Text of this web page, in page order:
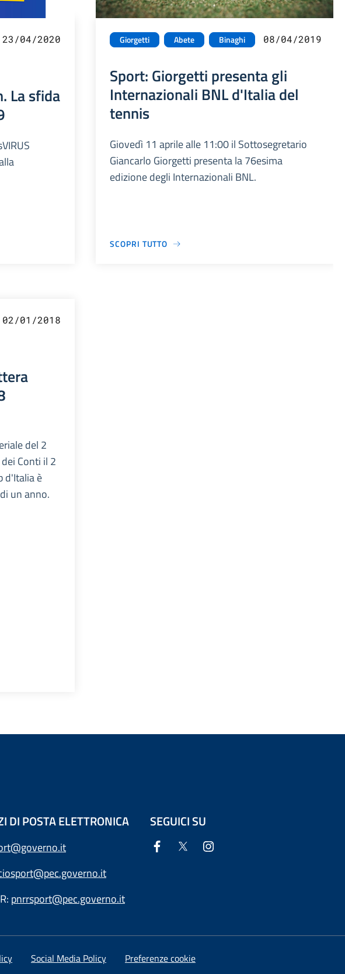
23/04/2020
La sfida
Giorgetti Abete Binaghi 08/04/2019
Sport: Giorgetti presenta gli
Internazionali BNL d'Italia del
tennis
Giovedì 11 aprile alle 11:00 il Sottosegretario
Giancarlo Giorgetti presenta la 76esima
edizione degli Internazionali BNL.
SCOPRI TUTTO
02/01/2018
del 2
Conti il 2
d'Italia è
un anno.
DI POSTA ELETTRONICA
pnrrsport@pec.governo.it
SEGUICI SU
Social Media Policy Preferenze cookie